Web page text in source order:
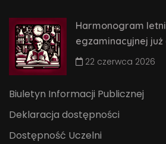
Harmonogram
egzaminacyjnej już
22 czerwca 2026
Biuletyn Informacji Publicznej
Deklaracja dostępności
Dostępność Uczelni